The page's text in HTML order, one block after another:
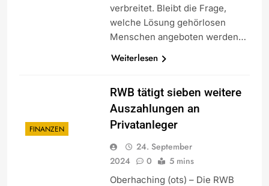
verbreitet. Bleibt die Frage,
welche Lösung gehörlosen
Menschen angeboten werden…
Weiterlesen
FINANZEN
RWB tätigt sieben weitere
Auszahlungen an
Privatanleger
24. September
2024
0 5 mins
Oberhaching (ots) – Die RWB